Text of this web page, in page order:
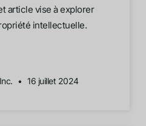
article vise à explorer
intellectuelle.
16 juillet 2024